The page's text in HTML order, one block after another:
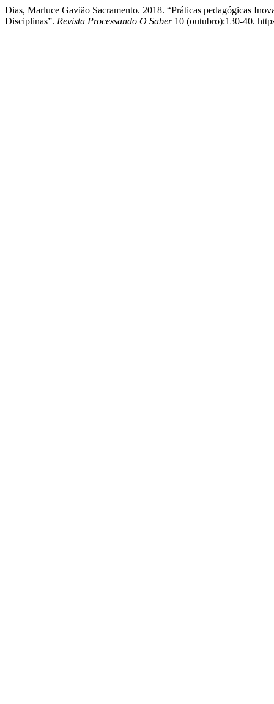
Dias, Marluce Gavião Sacramento. 2018. “Práticas pedagógicas
Disciplinas”. Revista Processando O Saber10 (outubro):130-40.